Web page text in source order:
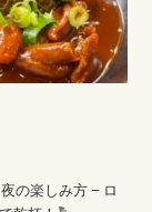
の楽しみ方 – ロ